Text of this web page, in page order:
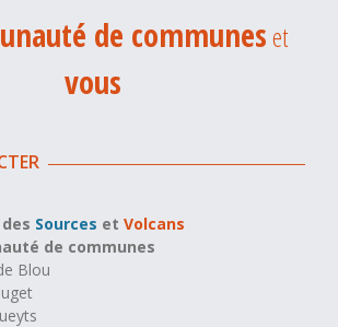
de communeset
vous
des Sources etVolcans
de communes
Blou